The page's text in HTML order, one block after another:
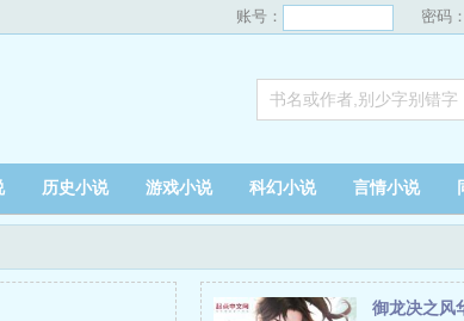
账号： 密码：
历史小说 游戏小说 科幻小说 言情小说
御龙决之风